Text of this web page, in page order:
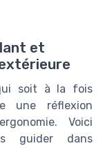
et
soit à la fois
une réflexion
Voici
guider dans